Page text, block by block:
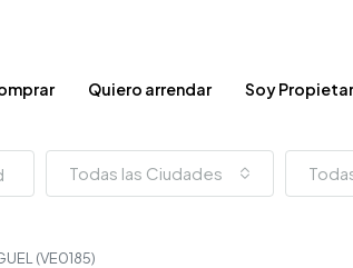
Quiero arrendar Soy
Todas las Ciudades
(VE0185)